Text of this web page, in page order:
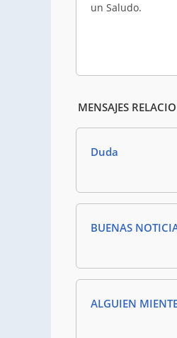
un Saludo.
MENSAJES
Duda
BUENAS
ALGUIEN